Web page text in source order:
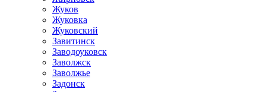
Жуков
Жуковка
Жуковский
Завитинск
Заводоуковск
Заволжск
Заволжье
Задонск